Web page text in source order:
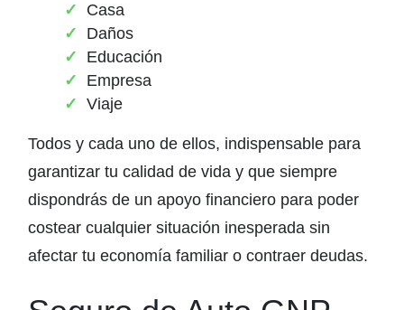
Casa
Daños
Educación
Empresa
Viaje
Todos y cada uno de ellos, indispensable para
garantizar tu calidad de vida y que siempre
dispondrás de un apoyo financiero para poder
costear cualquier situación inesperada sin
afectar tu economía familiar o contraer deudas.